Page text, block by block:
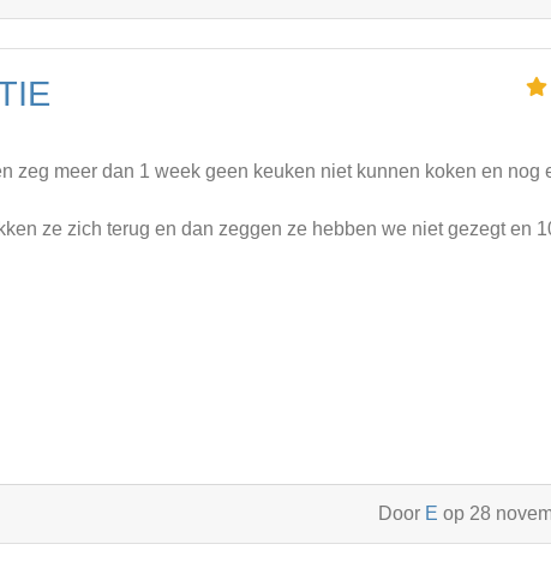
zeg meer dan 1 week geen keuken niet kunnen koken en nog
ze zich terug en dan zeggen ze hebben we niet gezegt en
Door E op 28